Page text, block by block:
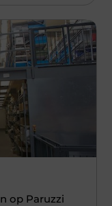
op Paruzzi